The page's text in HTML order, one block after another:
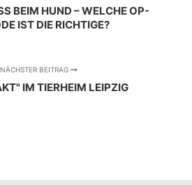
BEIM HUND – WELCHE OP-
IST DIE RICHTIGE?
NÄCHSTER BEITRAG
IM TIERHEIM LEIPZIG